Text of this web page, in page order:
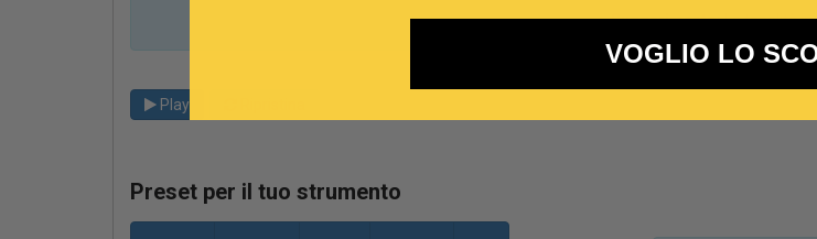
Suggerimento:Le tonalità
Play
Preset per il tuo strumento
VOGLIO LO